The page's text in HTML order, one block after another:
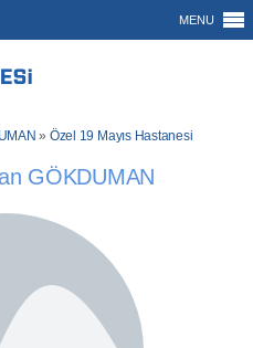
MENU
» Özel 19 Mayıs Hastanesi
GÖKDUMAN